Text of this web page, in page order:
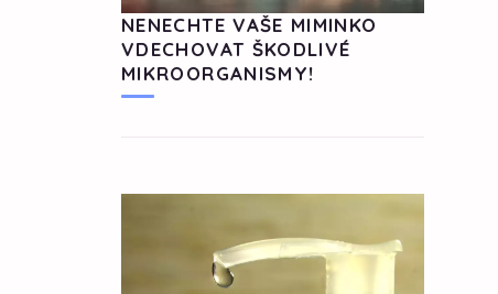
NENECHTE VAŠE MIMINKO
VDECHOVAT ŠKODLIVÉ
MIKROORGANISMY!